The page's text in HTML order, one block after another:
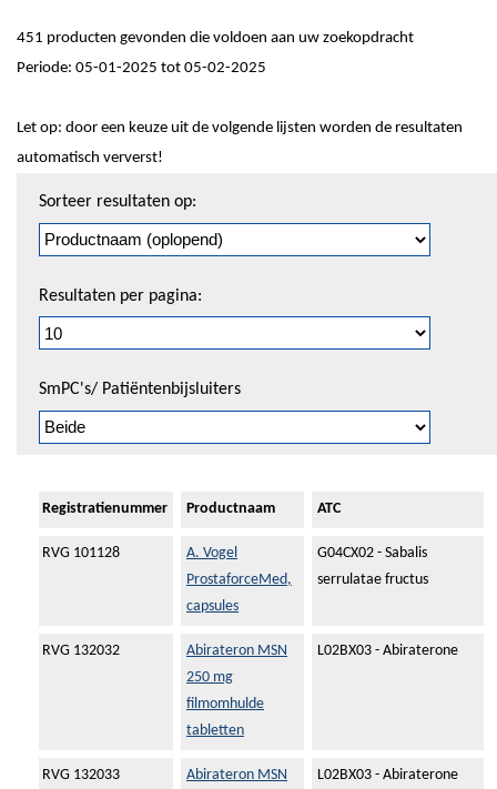
451 producten gevonden die voldoen aan uw zoekopdracht
Periode: 05-01-2025 tot 05-02-2025
Let op: door een keuze uit de volgende lijsten worden de resultaten
automatisch ververst!
pagineren
Sorteer resultaten op:
Resultaten per pagina:
SmPC's/ Patiëntenbijsluiters
Registratienummer Productnaam ATC
RVG 101128
A. Vogel
ProstaforceMed,
capsules
G04CX02 - Sabalis
serrulatae fructus
RVG 132032
Abirateron MSN
250 mg
filmomhulde
tabletten
L02BX03 - Abiraterone
RVG 132033
Abirateron MSN
L02BX03 - Abiraterone